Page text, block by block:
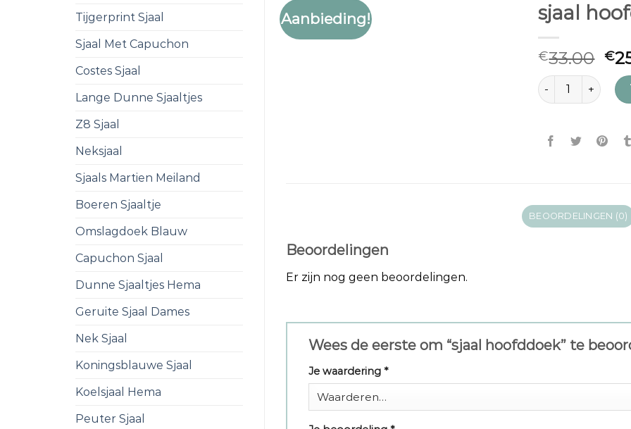
Tijgerprint Sjaal
Sjaal Met Capuchon
Costes Sjaal
Lange Dunne Sjaaltjes
Z8 Sjaal
Neksjaal
Sjaals Martien Meiland
Boeren Sjaaltje
Omslagdoek Blauw
Capuchon Sjaal
Dunne Sjaaltjes Hema
Geruite Sjaal Dames
Nek Sjaal
Koningsblauwe Sjaal
Koelsjaal Hema
Peuter Sjaal
Aanbieding! sjaal
€33.00 €
sjaal hoofddoek
BEOORDELINGEN (0)
Beoordelingen
Er zijn nog geen beoordelingen.
Wees de eerste om “sjaal hoofddoek” te
Je waardering *